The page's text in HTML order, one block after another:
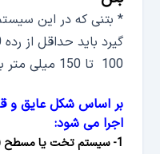
* بتنی که در این
100 تا 150 میلی متر باشد.
اجرا می شود:
1- سیستم تخت یا مسطح (بیشتر این روش اجرا مرسوم است.)